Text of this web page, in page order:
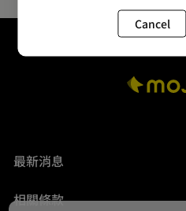
最新消息
相關條款
Cancel